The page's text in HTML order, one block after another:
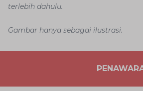
terlebih dahulu.
Gambar hanya sebagai ilustrasi.